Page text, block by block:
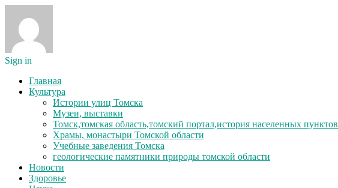
Sign in
Главная
Культура
Истории улиц Томска
Музеи, выставки
Томск,томская область,томский портал,история населенных пунктов
Храмы, монастыри Томской области
Учебные заведения Томска
геологические памятники природы томской области
Новости
Здоровье